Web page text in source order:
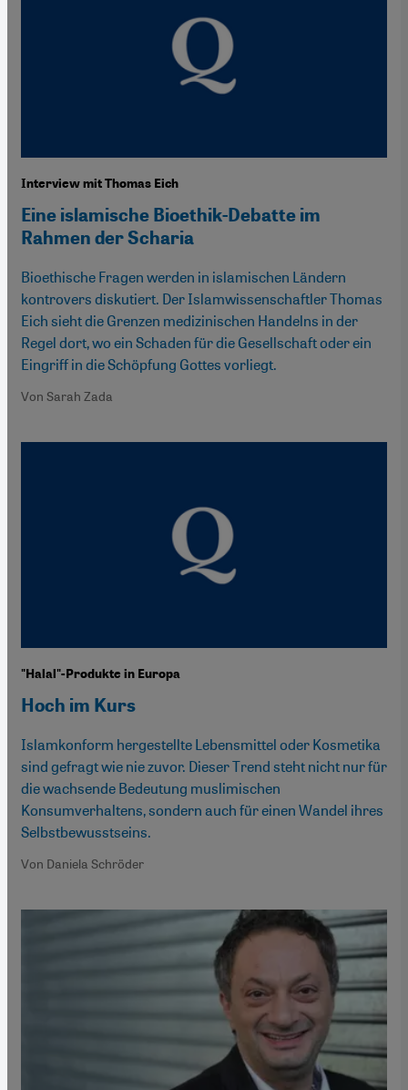
Interview mit Thomas Eich
Eine islamische Bioethik-Debatte im
Rahmen der Scharia
Bioethische Fragen werden in islamischen Ländern
kontrovers diskutiert. Der Islamwissenschaftler Thomas
Eich sieht die Grenzen medizinischen Handelns in der
Regel dort, wo ein Schaden für die Gesellschaft oder ein
Eingriff in die Schöpfung Gottes vorliegt.
Von Sarah Zada
"Halal"-Produkte in Europa
Hoch im Kurs
Islamkonform hergestellte Lebensmittel oder Kosmetika
sind gefragt wie nie zuvor. Dieser Trend steht nicht nur für
die wachsende Bedeutung muslimischen
Konsumverhaltens, sondern auch für einen Wandel ihres
Selbstbewusstseins.
Von Daniela Schröder